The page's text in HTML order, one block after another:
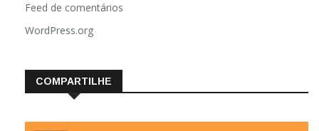
Feed de comentários
WordPress.org
COMPARTILHE